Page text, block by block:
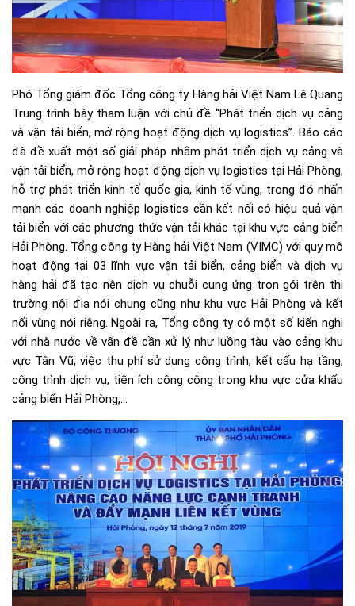
Phó Tổng giám đốc Tổng công ty Hàng hải Việt Nam Lê Quang
Trung trình bày tham luận với chủ đề “Phát triển dịch vụ cảng
và vận tải biển, mở rộng hoạt động dịch vụ logistics”. Báo cáo
đã đề xuất một số giải pháp nhằm phát triển dịch vụ cảng và
vận tải biển, mở rộng hoạt động dịch vụ logistics tại Hải Phòng,
hỗ trợ phát triển kinh tế quốc gia, kinh tế vùng, trong đó nhấn
mạnh các doanh nghiệp logistics cần kết nối có hiệu quả vận
tải biển với các phương thức vận tải khác tại khu vực cảng biển
Hải Phòng. Tổng công ty Hàng hải Việt Nam (VIMC) với quy mô
hoạt động tại 03 lĩnh vực vận tải biển, cảng biển và dịch vụ
hàng hải đã tạo nên dịch vụ chuỗi cung ứng trọn gói trên thị
trường nội địa nói chung cũng như khu vực Hải Phòng và kết
nối vùng nói riêng. Ngoài ra, Tổng công ty có một số kiến nghị
với nhà nước về vấn đề cần xử lý như luồng tàu vào cảng khu
vực Tân Vũ, việc thu phí sử dụng công trình, kết cấu hạ tầng,
công trình dịch vụ, tiện ích công cộng trong khu vực cửa khẩu
cảng biển Hải Phòng,…